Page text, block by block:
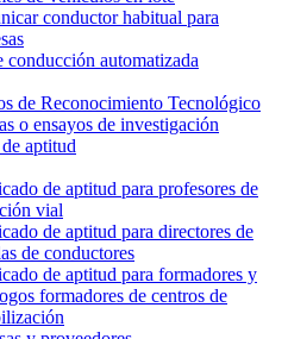
conductor habitual para
conducción automatizada
de Reconocimiento Tecnológico
o ensayos de investigación
aptitud
de aptitud para profesores de
vial
de aptitud para directores de
de conductores
de aptitud para formadores y
formadores de centros de